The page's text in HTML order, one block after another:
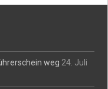
weg 24. Juli